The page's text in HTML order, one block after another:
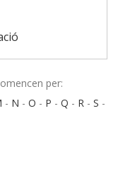
per:
- N - O - P - Q - R - S -